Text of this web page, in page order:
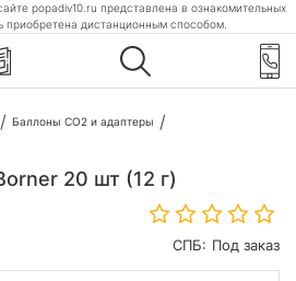
popadiv10.ru представлена в ознакомительных
приобретена дистанционным способом.
Баллоны CO2 и адаптеры
20 шт (12 г)
СПБ: Под заказ